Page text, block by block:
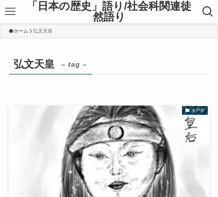
「日本の歴史」語り/社会科関連徒
然語り
ホーム 弘文天皇
弘文天皇 – tag –
水戸学